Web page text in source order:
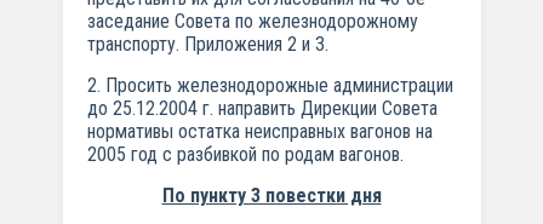
заседание Совета по железнодорожному
транспорту. Приложения 2 и 3.
2. Просить железнодорожные администрации
до 25.12.2004 г. направить Дирекции Совета
нормативы остатка неисправных вагонов на
2005 год с разбивкой по родам вагонов.
По пункту 3 повестки дня